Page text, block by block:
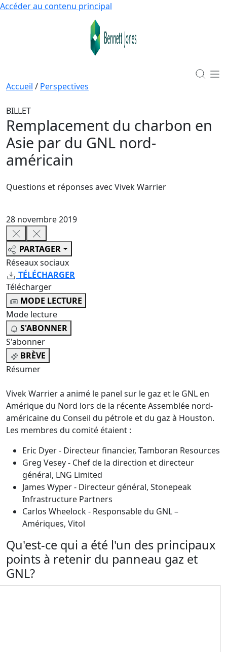
Accéder au contenu principal
Accueil / Perspectives
BILLET
Remplacement du charbon en
Asie par du GNL nord-
américain
Questions et réponses avec Vivek Warrier
28 novembre 2019
PARTAGER
Réseaux sociaux
TÉLÉCHARGER
Télécharger
MODE LECTURE
Mode lecture
S'ABONNER
S'abonner
BRÈVE
Résumer
Vivek Warrier a animé le panel sur le gaz et le GNL en
Amérique du Nord lors de la récente Assemblée nord-
américaine du Conseil du pétrole et du gaz à Houston.
Les membres du comité étaient :
Eric Dyer - Directeur financier, Tamboran Resources
Greg Vesey - Chef de la direction et directeur
général, LNG Limited
James Wyper - Directeur général, Stonepeak
Infrastructure Partners
Carlos Wheelock - Responsable du GNL –
Amériques, Vitol
Qu'est-ce qui a été l'un des principaux
points à retenir du panneau gaz et
GNL?